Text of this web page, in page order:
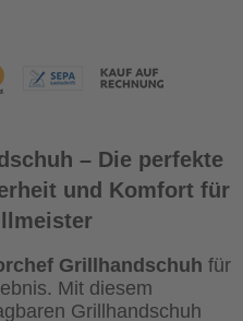
– Die perfekte
und Komfort für
Grillhandschuh für
Mit diesem
Grillhandschuh